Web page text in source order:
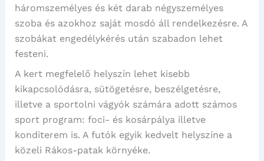
háromszemélyes és két darab négyszemélyes
szoba és azokhoz saját mosdó áll rendelkezésre. A
szobákat engedélykérés után szabadon lehet
festeni.
A kert megfelelő helyszín lehet kisebb
kikapcsolódásra, sütögetésre, beszélgetésre,
illetve a sportolni vágyók számára adott számos
sport program: foci- és kosárpálya illetve
konditerem is. A futók egyik kedvelt helyszíne a
közeli Rákos-patak környéke.